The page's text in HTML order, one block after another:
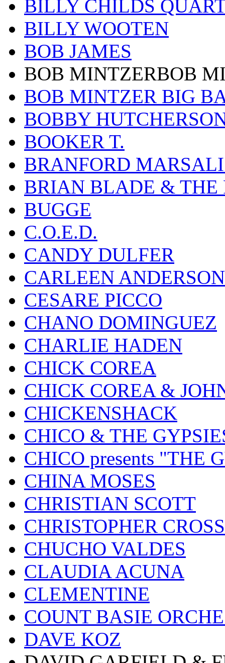
BILLY CHILDS
BILLY WOOTEN
BOB JAMES
BOB MINTZERBOB
BOB MINTZER BIG
BOBBY
BOOKER T.
BRANFORD
BRIAN BLADE & THE
BUGGE
C.O.E.D.
CANDY DULFER
CARLEEN ANDERSON
CESARE PICCO
CHANO DOMINGUEZ
CHARLIE HADEN
CHICK COREA
CHICK COREA &
CHICKENSHACK
CHICO & THE
CHICO presents "THE
CHINA MOSES
CHRISTIAN SCOTT
CHRISTOPHER CROSS
CHUCHO VALDES
CLAUDIA ACUNA
CLEMENTINE
COUNT BASIE
DAVE KOZ